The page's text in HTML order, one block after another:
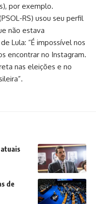
por exemplo.
RS) usou seu perfil
não estava
Lula: “É impossível nos
encontrar no Instagram.
nas eleições e no
de